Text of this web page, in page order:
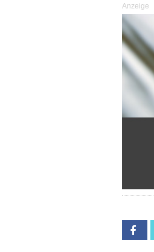
Anzeige